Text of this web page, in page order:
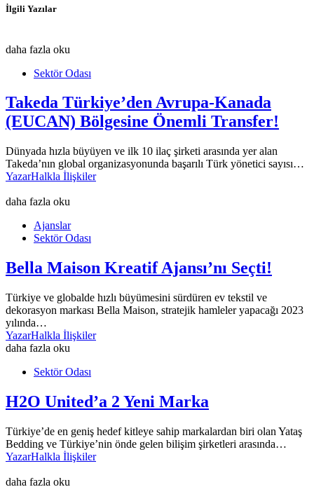
İlgili Yazılar
daha fazla oku
Sektör Odası
Takeda Türkiye’den Avrupa-Kanada
(EUCAN) Bölgesine Önemli Transfer!
Dünyada hızla büyüyen ve ilk 10 ilaç şirketi arasında yer alan
Takeda’nın global organizasyonunda başarılı Türk yönetici sayısı…
YazarHalkla İlişkiler
daha fazla oku
Ajanslar
Sektör Odası
Bella Maison Kreatif Ajansı’nı Seçti!
Türkiye ve globalde hızlı büyümesini sürdüren ev tekstil ve
dekorasyon markası Bella Maison, stratejik hamleler yapacağı 2023
yılında…
YazarHalkla İlişkiler
daha fazla oku
Sektör Odası
H2O United’a 2 Yeni Marka
Türkiye’de en geniş hedef kitleye sahip markalardan biri olan Yataş
Bedding ve Türkiye’nin önde gelen bilişim şirketleri arasında…
YazarHalkla İlişkiler
daha fazla oku